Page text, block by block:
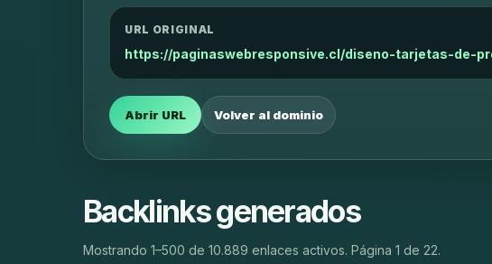
URL ORIGINAL
https://paginaswebresponsive.cl/diseno-tarjetas-de-
Abrir URL Volver al dominio
Backlinks generados
Mostrando 1–500 de 10.889 enlaces activos. Página 1 de 22.